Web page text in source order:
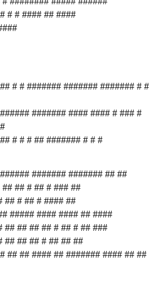
# # #### ## ####
# # ####### ####### ####### # #
####### #### #### # ### #
# # # ## ####### # # #
####### ####### ## ##
## # ## # ### ##
## # ## # #### ##
##### #### #### ## ####
## ## ## ## # ## # ## ###
## ## ## # ## ## ##
## ## #### ## ####### #### ## ##